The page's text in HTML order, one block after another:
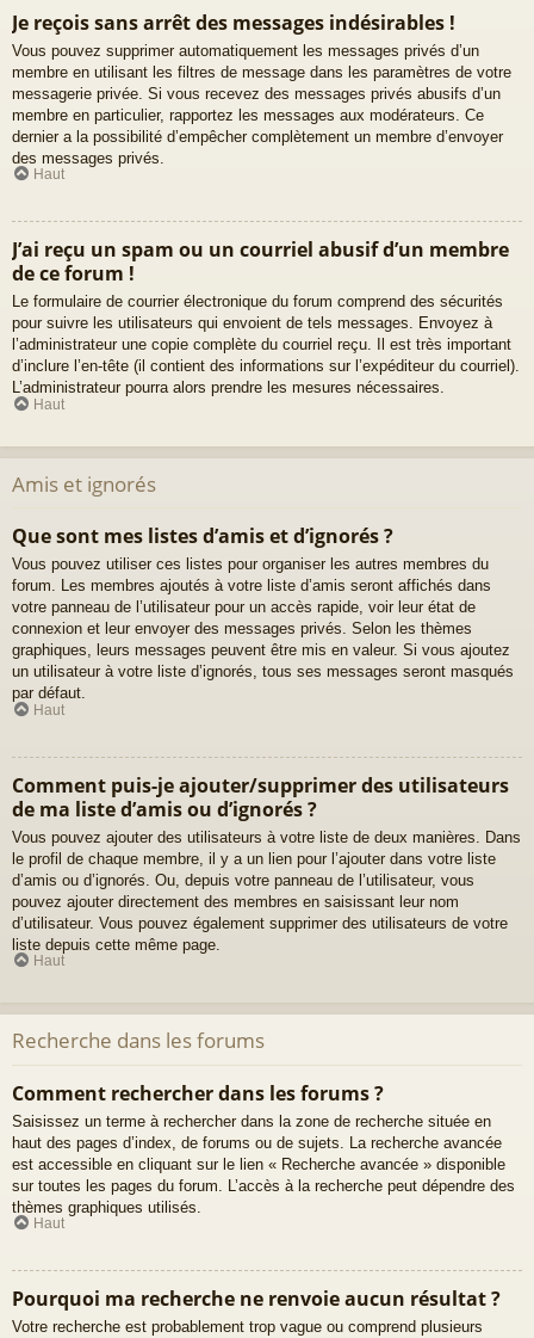
Je reçois sans arrêt des messages indésirables !
Vous pouvez supprimer automatiquement les messages privés d’un
membre en utilisant les filtres de message dans les paramètres de votre
messagerie privée. Si vous recevez des messages privés abusifs d’un
membre en particulier, rapportez les messages aux modérateurs. Ce
dernier a la possibilité d’empêcher complètement un membre d’envoyer
des messages privés.
Haut
J’ai reçu un spam ou un courriel abusif d’un membre
de ce forum !
Le formulaire de courrier électronique du forum comprend des sécurités
pour suivre les utilisateurs qui envoient de tels messages. Envoyez à
l’administrateur une copie complète du courriel reçu. Il est très important
d’inclure l’en-tête (il contient des informations sur l’expéditeur du courriel).
L’administrateur pourra alors prendre les mesures nécessaires.
Haut
Amis et ignorés
Que sont mes listes d’amis et d’ignorés ?
Vous pouvez utiliser ces listes pour organiser les autres membres du
forum. Les membres ajoutés à votre liste d’amis seront affichés dans
votre panneau de l’utilisateur pour un accès rapide, voir leur état de
connexion et leur envoyer des messages privés. Selon les thèmes
graphiques, leurs messages peuvent être mis en valeur. Si vous ajoutez
un utilisateur à votre liste d’ignorés, tous ses messages seront masqués
par défaut.
Haut
Comment puis-je ajouter/supprimer des utilisateurs
de ma liste d’amis ou d’ignorés ?
Vous pouvez ajouter des utilisateurs à votre liste de deux manières. Dans
le profil de chaque membre, il y a un lien pour l’ajouter dans votre liste
d’amis ou d’ignorés. Ou, depuis votre panneau de l’utilisateur, vous
pouvez ajouter directement des membres en saisissant leur nom
d’utilisateur. Vous pouvez également supprimer des utilisateurs de votre
liste depuis cette même page.
Haut
Recherche dans les forums
Comment rechercher dans les forums ?
Saisissez un terme à rechercher dans la zone de recherche située en
haut des pages d’index, de forums ou de sujets. La recherche avancée
est accessible en cliquant sur le lien « Recherche avancée » disponible
sur toutes les pages du forum. L’accès à la recherche peut dépendre des
thèmes graphiques utilisés.
Haut
Pourquoi ma recherche ne renvoie aucun résultat ?
Votre recherche est probablement trop vague ou comprend plusieurs